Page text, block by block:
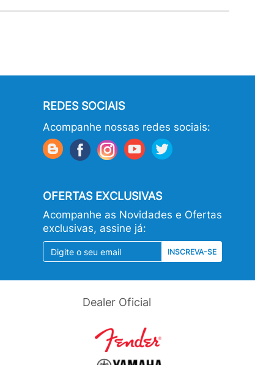
REDES SOCIAIS
Acompanhe nossas redes sociais:
OFERTAS EXCLUSIVAS
Acompanhe as Novidades e Ofertas
exclusivas, assine já:
INSCREVA-SE
Dealer Oficial